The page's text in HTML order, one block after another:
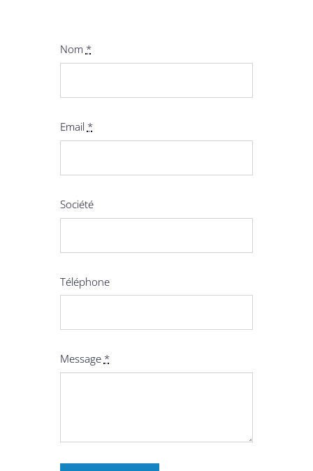
Nom *
Email *
Société
Téléphone
Message *